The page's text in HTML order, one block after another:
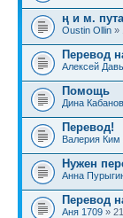
ң и м.
Oustin Ollin »
Перевод
Алексей
Помощь
Дина
Перевод!
Валерия Ким
Нужен
Анна
Перевод
Аня 1709 »